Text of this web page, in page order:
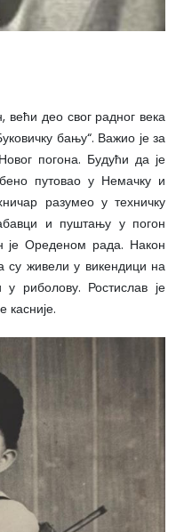
већи део свог радног века
бању“. Важио је за
погона. Будући да је
путовао у Немачку и
разумео у техничку
и пуштању у погон
је Ореденом рада. Након
су живели у викендици на
риболову. Ростислав је
касније.